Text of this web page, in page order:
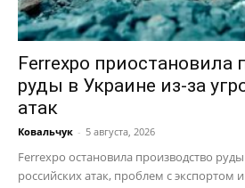
Ferrexpo приостановила
руды в Украине из-за
атак
Ковальчук - 5 августа, 2026
Ferrexpo остановила производство
российских атак, проблем с экспортом